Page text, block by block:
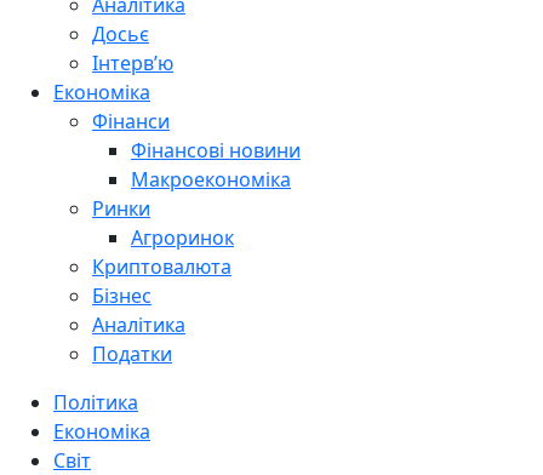
Досьє
Інтерв’ю
Економіка
Фінанси
Фінансові новини
Макроекономіка
Ринки
Агроринок
Криптовалюта
Бізнес
Аналітика
Податки
Політика
Економіка
Світ